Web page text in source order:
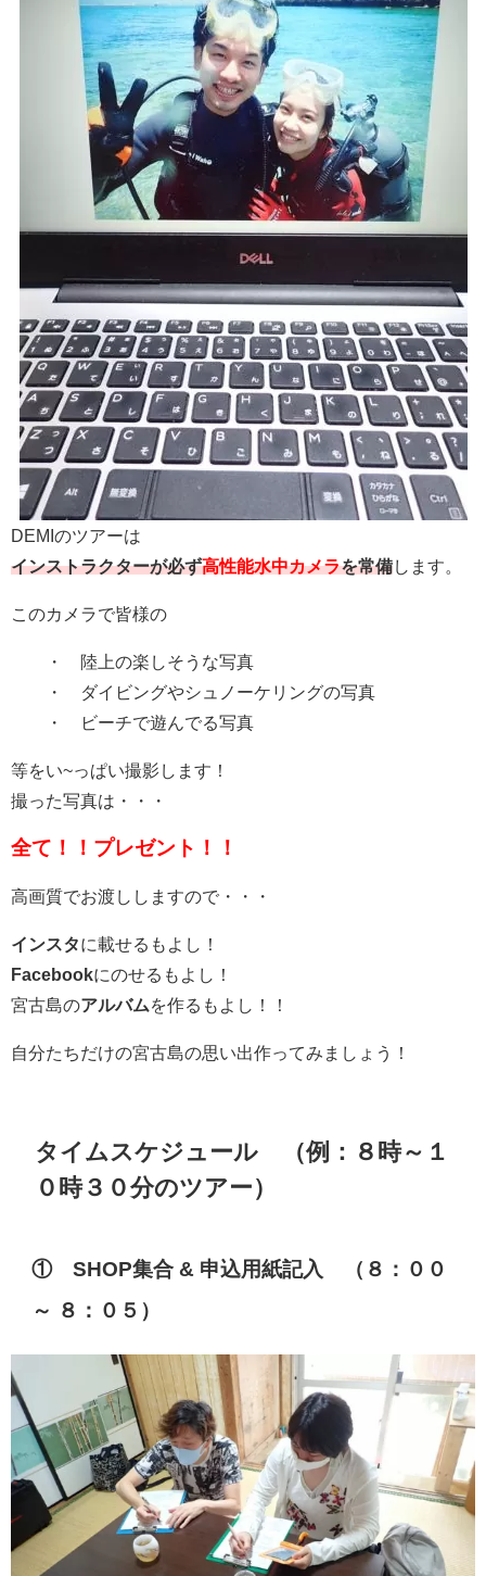
DEMIのツアーは
インストラクターが必ず高性能水中カメラを常備します。
このカメラで皆様の
・ 陸上の楽しそうな写真
・ ダイビングやシュノーケリングの写真
・ ビーチで遊んでる写真
等をい~っぱい撮影します！
撮った写真は・・・
全て！！プレゼント！！
高画質でお渡ししますので・・・
インスタに載せるもよし！
Facebookにのせるもよし！
宮古島のアルバムを作るもよし！！
自分たちだけの宮古島の思い出作ってみましょう！
タイムスケジュール （例：８時～１
０時３０分のツアー）
① SHOP集合 & 申込用紙記入 （８：００
～ ８：０５）